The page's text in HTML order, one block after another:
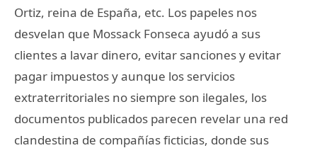
Ortiz, reina de España, etc. Los papeles nos
desvelan que Mossack Fonseca ayudó a sus
clientes a lavar dinero, evitar sanciones y evitar
pagar impuestos y aunque los servicios
extraterritoriales no siempre son ilegales, los
documentos publicados parecen revelar una red
clandestina de compañías ficticias, donde sus